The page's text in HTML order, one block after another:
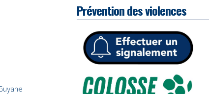
Prévention des violences